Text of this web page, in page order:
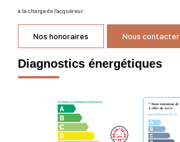
à la charge de l'acquéreur
Nos honoraires Nous contacter
Diagnostics énergétiques